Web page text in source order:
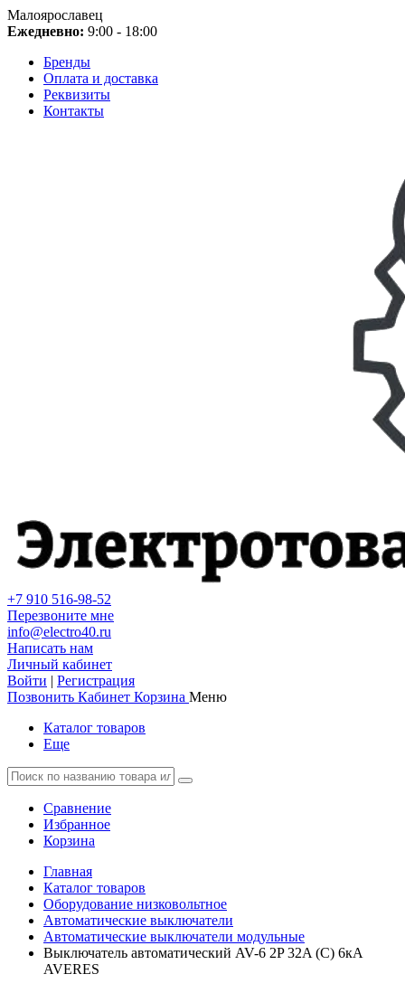
Малоярославец
Ежедневно: 9:00 - 18:00
Бренды
Оплата и доставка
Реквизиты
Контакты
+7 910 516-98-52
Перезвоните мне
info@electro40.ru
Написать нам
Личный кабинет
Войти | Регистрация
Позвонить Кабинет Корзина Меню
Каталог товаров
Еще
Сравнение
Избранное
Корзина
Главная
Каталог товаров
Оборудование низковольтное
Автоматические выключатели
Автоматические выключатели модульные
Выключатель автоматический AV-6 2P 32A (C) 6кА
AVERES